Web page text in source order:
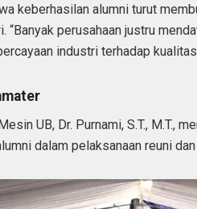
keberhasilan alumni turut
“Banyak perusahaan justru
industri terhadap
UB, Dr. Purnami, S.T., M.T.,
dalam pelaksanaan reuni